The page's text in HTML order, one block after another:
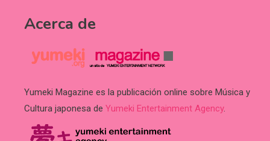
Acerca de
Yumeki Magazine es la publicación online sobre Música y
Cultura japonesa de Yumeki Entertainment Agency.